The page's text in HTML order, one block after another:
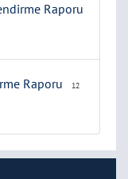
Raporu
Raporu 12